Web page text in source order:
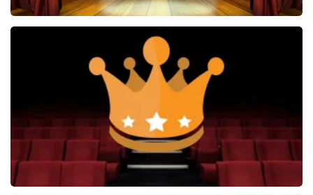
2588+reviews
BEKIJKEN